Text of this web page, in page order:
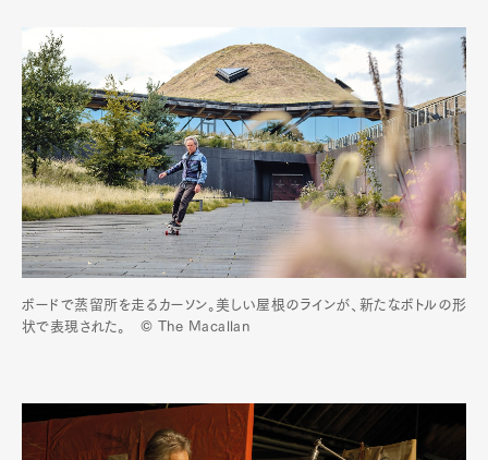
ボードで蒸留所を走るカーソン。美しい屋根のラインが、新たなボトルの形
状で表現された。 © The Macallan